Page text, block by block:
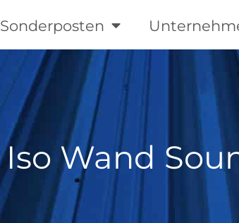
Sonderposten
Iso Wand